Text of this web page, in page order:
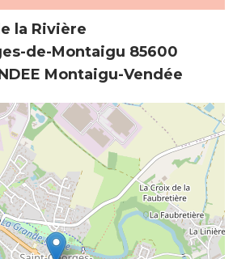
la Rivière
de-Montaigu 85600
Montaigu-Vendée